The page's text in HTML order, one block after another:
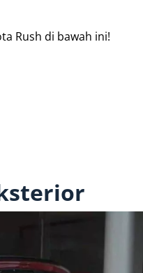
Rush di bawah ini!